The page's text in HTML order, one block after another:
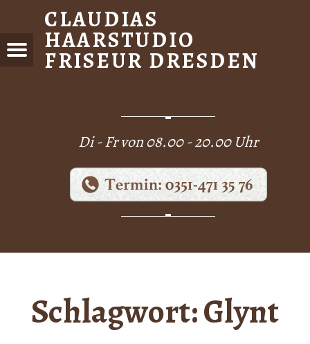
CLAUDIAS
HAARSTUDIO
FRISEUR DRESDEN
Menu
Di - Fr von 08.00 - 20.00 Uhr
Schlagwort:Glynt